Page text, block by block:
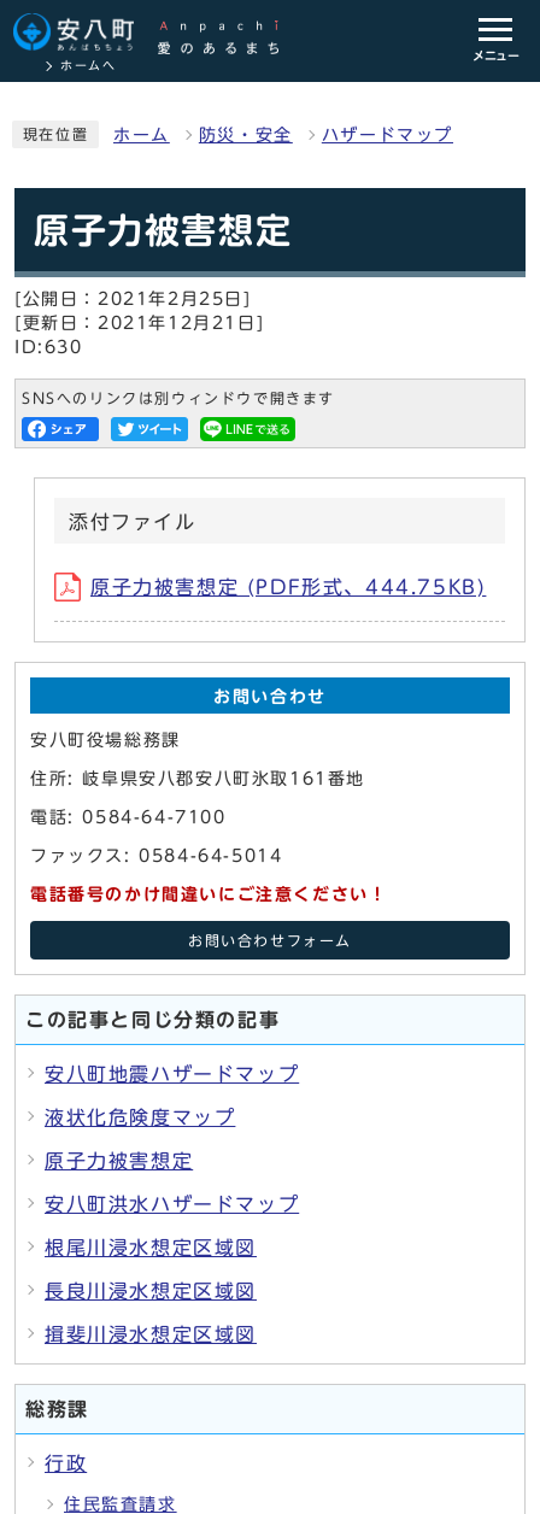
ホームへ
メニュー
現在位置 ホーム 防災・安全 ハザードマップ
原子力被害想定
[公開日：2021年2月25日]
[更新日：2021年12月21日]
ID:630
SNSへのリンクは別ウィンドウで開きます
添付ファイル
原子力被害想定 (PDF形式、444.75KB)
お問い合わせ
安八町役場総務課
住所: 岐阜県安八郡安八町氷取161番地
電話: 0584-64-7100
ファックス: 0584-64-5014
電話番号のかけ間違いにご注意ください！
お問い合わせフォーム
この記事と同じ分類の記事
安八町地震ハザードマップ
液状化危険度マップ
原子力被害想定
安八町洪水ハザードマップ
根尾川浸水想定区域図
長良川浸水想定区域図
揖斐川浸水想定区域図
総務課
行政
住民監査請求